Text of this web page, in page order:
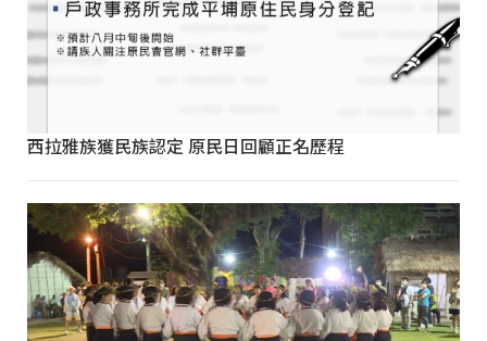
西拉雅族獲民族認定 原民日回顧正名歷程